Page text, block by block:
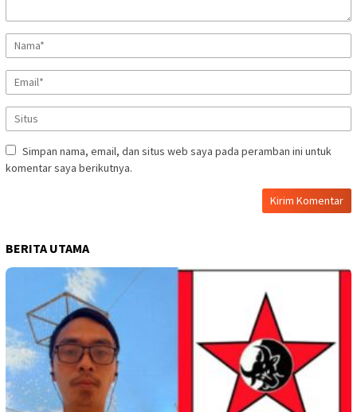
Simpan nama, email, dan situs web saya pada peramban ini untuk
komentar saya berikutnya.
BERITA UTAMA